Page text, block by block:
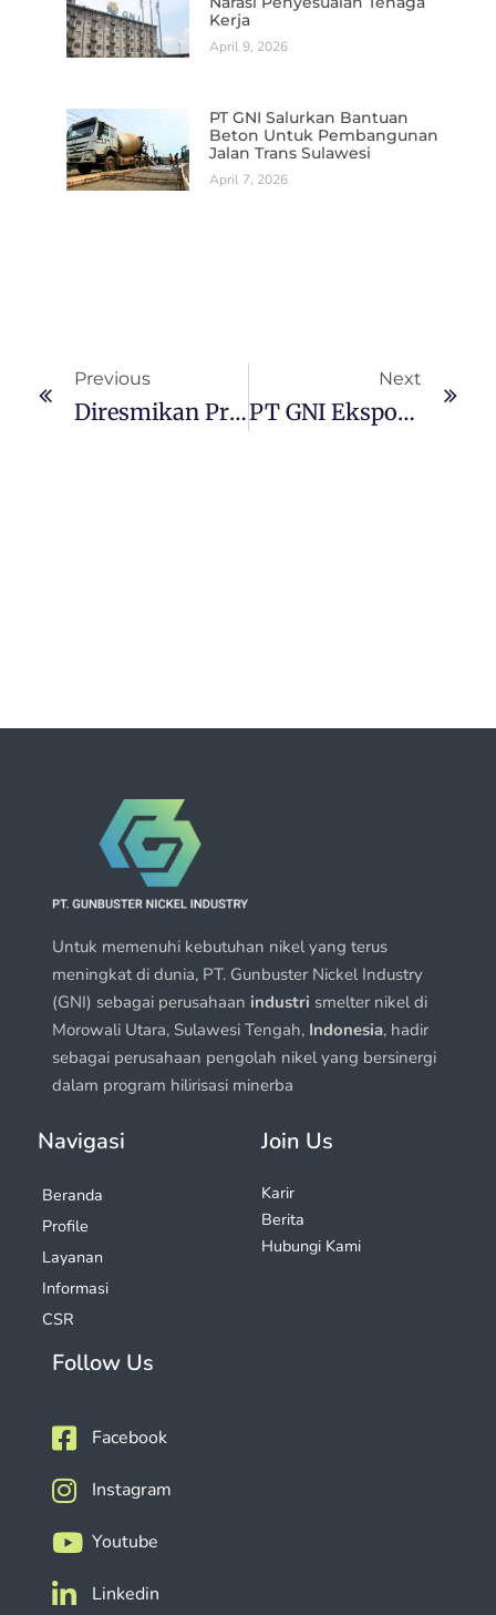
Kerja
April 9, 2026
PT GNI Salurkan Bantuan
Beton Untuk Pembangunan
Jalan Trans Sulawesi
April 7, 2026
Previous
Diresmikan Presiden Jokowi, Pabrik Smelter PT GNI Di Morut Serap 60.000 Tenaga Kerja Lokal
Next
PT GNI Ekspor Perdana 13.650 Ton Feronikel Senilai 23 Juta Dolar
Untuk memenuhi kebutuhan nikel yang terus
meningkat di dunia, PT. Gunbuster Nickel Industry
(GNI) sebagai perusahaan industri smelter nikel di
Morowali Utara, Sulawesi Tengah, Indonesia, hadir
sebagai perusahaan pengolah nikel yang bersinergi
dalam program hilirisasi minerba
Navigasi
Beranda
Profile
Layanan
Informasi
CSR
Join Us
Karir
Berita
Hubungi Kami
Follow Us
Facebook
Instagram
Youtube
Linkedin